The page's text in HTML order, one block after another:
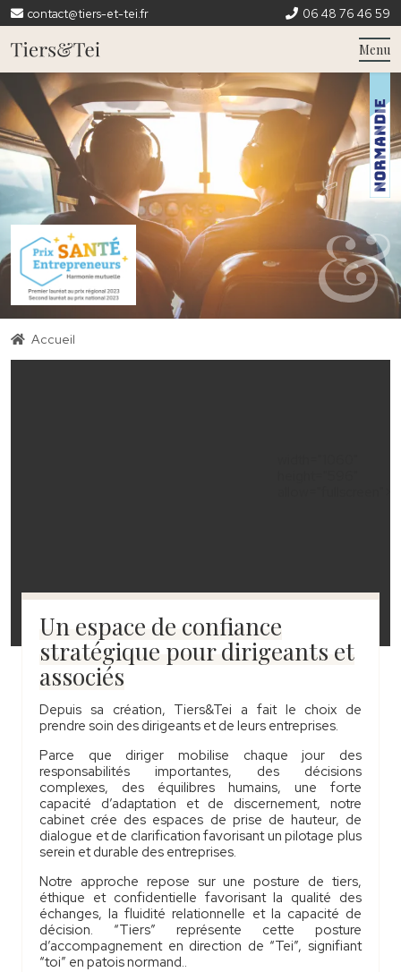
contact@tiers-et-tei.fr 06 48 76 46 59
Menu
Accueil
Un espace de confiance
stratégique pour dirigeants et
associés
Depuis sa création, Tiers&Tei a fait le choix de
prendre soin des dirigeants et de leurs entreprises.
Parce que diriger mobilise chaque jour des
responsabilités importantes, des décisions
complexes, des équilibres humains, une forte
capacité d’adaptation et de discernement, notre
cabinet crée des espaces de prise de hauteur, de
dialogue et de clarification favorisant un pilotage plus
serein et durable des entreprises.
Notre approche repose sur une posture de tiers,
éthique et confidentielle favorisant la qualité des
échanges, la fluidité relationnelle et la capacité de
décision. “Tiers” représente cette posture
d’accompagnement en direction de “Tei”, signifiant
“toi” en patois normand..